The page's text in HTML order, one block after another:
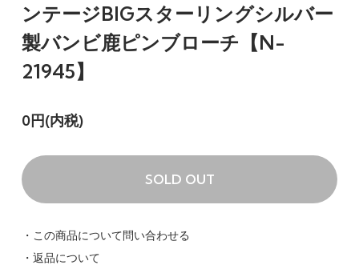
ンテージBIGスターリングシルバー
製バンビ鹿ピンブローチ【N-
21945】
0円(内税)
SOLD OUT
・この商品について問い合わせる
・返品について